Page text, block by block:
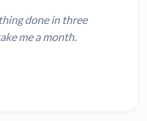
done in three
me a month.